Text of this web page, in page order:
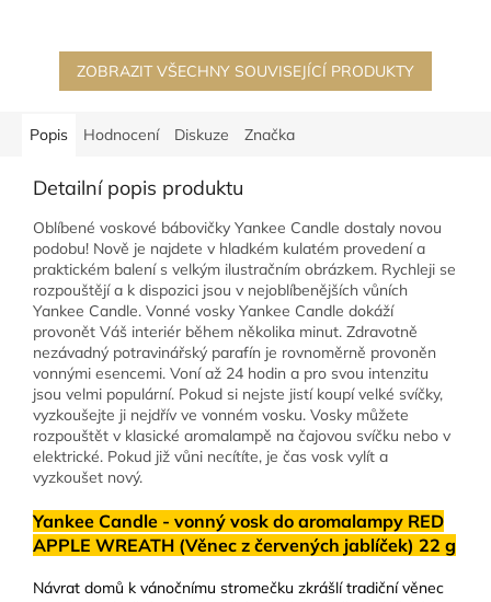
ZOBRAZIT VŠECHNY SOUVISEJÍCÍ PRODUKTY
Popis Hodnocení Diskuze Značka
Detailní popis produktu
Oblíbené voskové bábovičky Yankee Candle dostaly novou
podobu! Nově je najdete v hladkém kulatém provedení a
praktickém balení s velkým ilustračním obrázkem. Rychleji se
rozpouštějí a k dispozici jsou v nejoblíbenějších vůních
Yankee Candle. Vonné vosky Yankee Candle dokáží
provonět Váš interiér během několika minut. Zdravotně
nezávadný potravinářský parafín je rovnoměrně provoněn
vonnými esencemi. Voní až 24 hodin a pro svou intenzitu
jsou velmi populární. Pokud si nejste jistí koupí velké svíčky,
vyzkoušejte ji nejdřív ve vonném vosku. Vosky můžete
rozpouštět v klasické aromalampě na čajovou svíčku nebo v
elektrické. Pokud již vůni necítíte, je čas vosk vylít a
vyzkoušet nový.
Yankee Candle - vonný vosk do aromalampy RED
APPLE WREATH (Věnec z červených jablíček) 22 g
Návrat domů k vánočnímu stromečku zkrášlí tradiční věnec